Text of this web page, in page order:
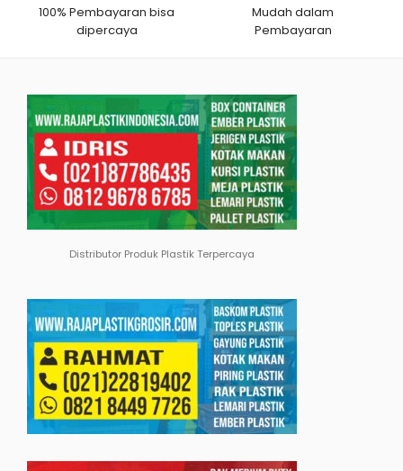
100% Pembayaran bisa
dipercaya
Mudah dalam
Pembayaran
Distributor Produk Plastik Terpercaya